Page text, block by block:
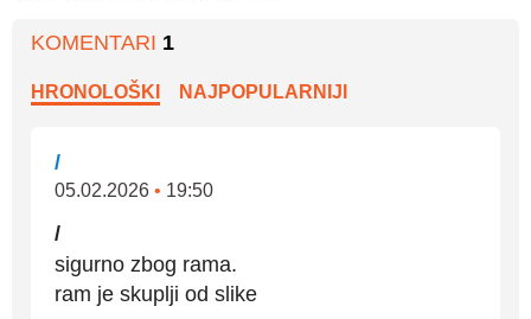
KOMENTARI 1
HRONOLOŠKI NAJPOPULARNIJI
/
05.02.2026 • 19:50
/
sigurno zbog rama.
ram je skuplji od slike